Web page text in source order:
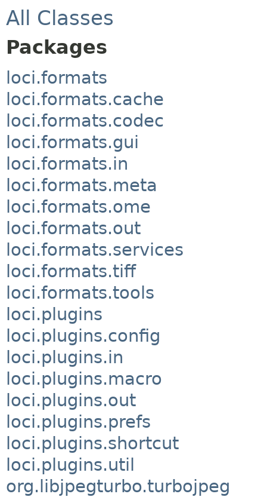
All Classes
Packages
loci.formats
loci.formats.cache
loci.formats.codec
loci.formats.gui
loci.formats.in
loci.formats.meta
loci.formats.ome
loci.formats.out
loci.formats.services
loci.formats.tiff
loci.formats.tools
loci.plugins
loci.plugins.config
loci.plugins.in
loci.plugins.macro
loci.plugins.out
loci.plugins.prefs
loci.plugins.shortcut
loci.plugins.util
org.libjpegturbo.turbojpeg